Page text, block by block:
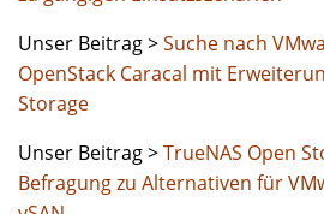
Unser Beitrag >Suche nach
OpenStack Caracal mit
Storage
Unser Beitrag >TrueNAS Open
Befragung zu Alternativen für